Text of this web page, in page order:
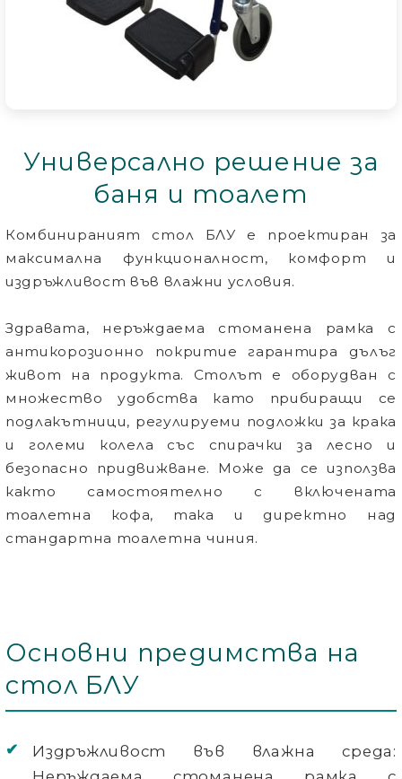
Универсално решение за
баня и тоалет
Комбинираният стол БЛУ е проектиран за
максимална функционалност, комфорт и
издръжливост във влажни условия.
Здравата, неръждаема стоманена рамка с
антикорозионно покритие гарантира дълъг
живот на продукта. Столът е оборудван с
множество удобства като прибиращи се
подлакътници, регулируеми подложки за крака
и големи колела със спирачки за лесно и
безопасно придвижване. Може да се използва
както самостоятелно с включената
тоалетна кофа, така и директно над
стандартна тоалетна чиния.
Основни предимства на
стол БЛУ
Издръжливост във влажна среда: